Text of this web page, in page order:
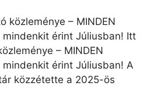
közleménye – MINDEN
érint Júliusban! Itt
– MINDEN
érint Júliusban! A
közzétette a 2025-ös